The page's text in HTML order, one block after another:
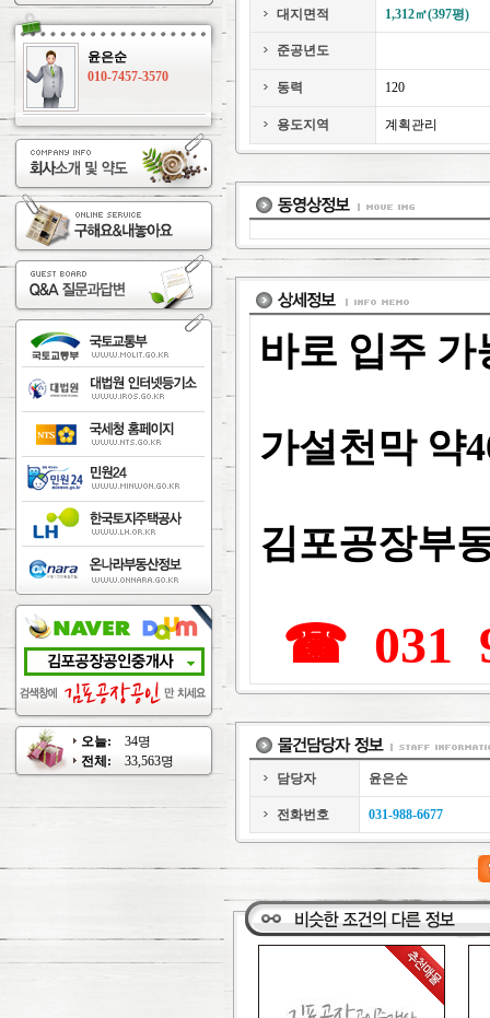
윤은순
010-7457-3570
오늘:
34명
전체:
33,563명
대지면적 1,312㎡(397평)
준공년도
동력 120
용도지역 계획관리
바로 입주 가
가설천막 약
김포공장부
☎ 031
담당자 윤은순
전화번호 031-988-6677